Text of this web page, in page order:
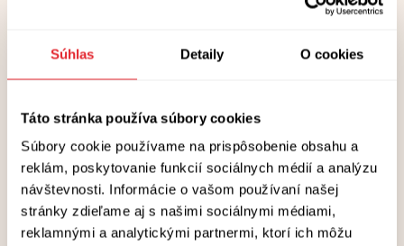
Súhlas Detaily O cookies
Táto stránka používa súbory cookies
Súbory cookie používame na prispôsobenie obsahu a
reklám, poskytovanie funkcií sociálnych médií a analýzu
návštevnosti. Informácie o vašom používaní našej
stránky zdieľame aj s našimi sociálnymi médiami,
reklamnými a analytickými partnermi, ktorí ich môžu
Petrinu chladnú ruku. Petra ju neodtiahne. Má
nehybnú tvár, ale Teodore sa na chvíľu zdá, že
***
Teodora doma vo svojej teplej mäkkej posteli
zavrie oči a zo svojej dokonalej pamäťovej karty
vyberie spomienku z leta 1999.